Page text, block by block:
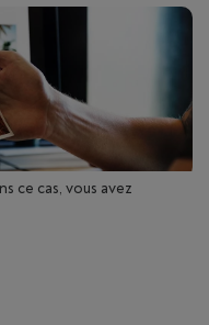
ce cas, vous avez